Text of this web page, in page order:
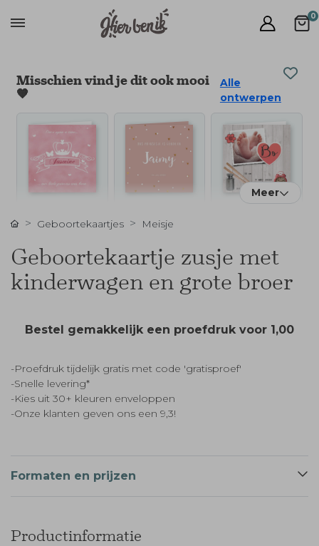
0
Misschien vind je dit ook mooi
🧡
Alle
ontwerpen
Meer
Geboortekaartjes Meisje
Geboortekaartje zusje met
kinderwagen en grote broer
Bestel gemakkelijk een proefdruk voor 1,00
-Proefdruk tijdelijk gratis met code 'gratisproef'
-Snelle levering*
-Kies uit 30+ kleuren enveloppen
-Onze klanten geven ons een 9,3!
Formaten en prijzen
Productinformatie